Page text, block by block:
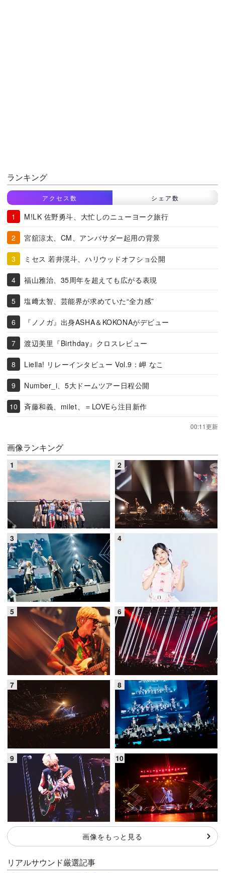
ランキング
アクセス数 シェア数
M!LK 佐野勇斗、大忙しのニューヨーク旅行
宮舘涼太、CM、アンバサダー起用の背景
ミセス 若井滉斗、ハリウッドオフショ公開
福山雅治、35周年を超えても広がる表現
塩﨑太智、芸能界が求めていた“全力感”
『ノノガ』出身ASHA＆KOKONAがデビュー
渡辺美里『Birthday』クロスレビュー
Liella! リレーインタビュー Vol.9：岬 なこ
Number_i、5大ドームツアー日程公開
斉藤和義、milet、＝LOVEら注目新作
00:11更新
画像ランキング
画像をもっと見る
リアルサウンド厳選記事